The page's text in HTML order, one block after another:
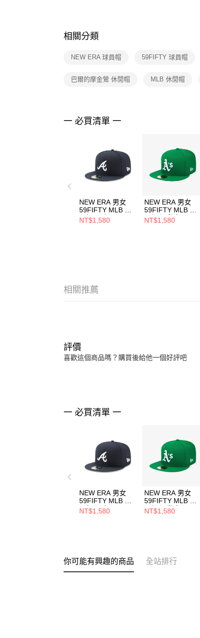
相關分類
NEW ERA 球員帽 59FIFTY 球員帽
巴爾的摩金鶯 休閒帽 MLB 休閒帽
一 必買清單 一
NEW ERA 男女
59FIFTY MLB 球
員帽 勇士
NE70361058
NT$1,580
NEW ERA 男女
59FIFTY MLB 球
員帽 運動家
NE70376388
NT$1,580
相關推薦
評價
喜歡這個商品嗎？購買後給他一個好評吧
一 必買清單 一
NEW ERA 男女
59FIFTY MLB 球
員帽 勇士
NE70361058
NT$1,580
NEW ERA 男女
59FIFTY MLB 球
員帽 運動家
NE70376388
NT$1,580
你可能有興趣的商品 全站排行